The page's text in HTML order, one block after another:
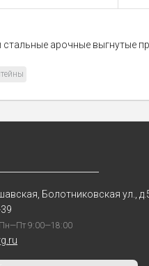
арочные выгнутые
Болотниковская ул.,
Пн—Пт 9:00—18:00